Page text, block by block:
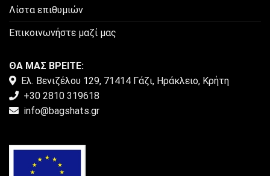
Λίστα επιθυμιών
Επικοινωνήστε μαζί μας
ΘΑ ΜΑΣ ΒΡΕΙΤΕ:
Ελ. Βενιζέλου 129, 71414 Γάζι, Ηράκλειο, Κρήτη
+30 2810 319618
info@bagshats.gr